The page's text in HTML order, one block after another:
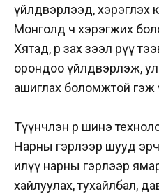
үйлдвэрлээд, хэрэглэх
Монголд ч хэрэгжих
Хятад, өөр зах зээл рүү
орондоо үйлдвэрлэж,
ашиглах боломжтой гэж
Түүнчлэн өөр шинэ
Нарны гэрлээр шууд
илүү нарны гэрлээр
хайлуулах, тухайлбал,